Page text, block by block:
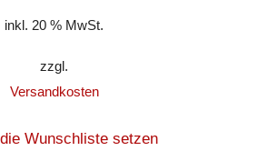
inkl. 20 % MwSt.
zzgl.
Versandkosten
Wunschliste setzen